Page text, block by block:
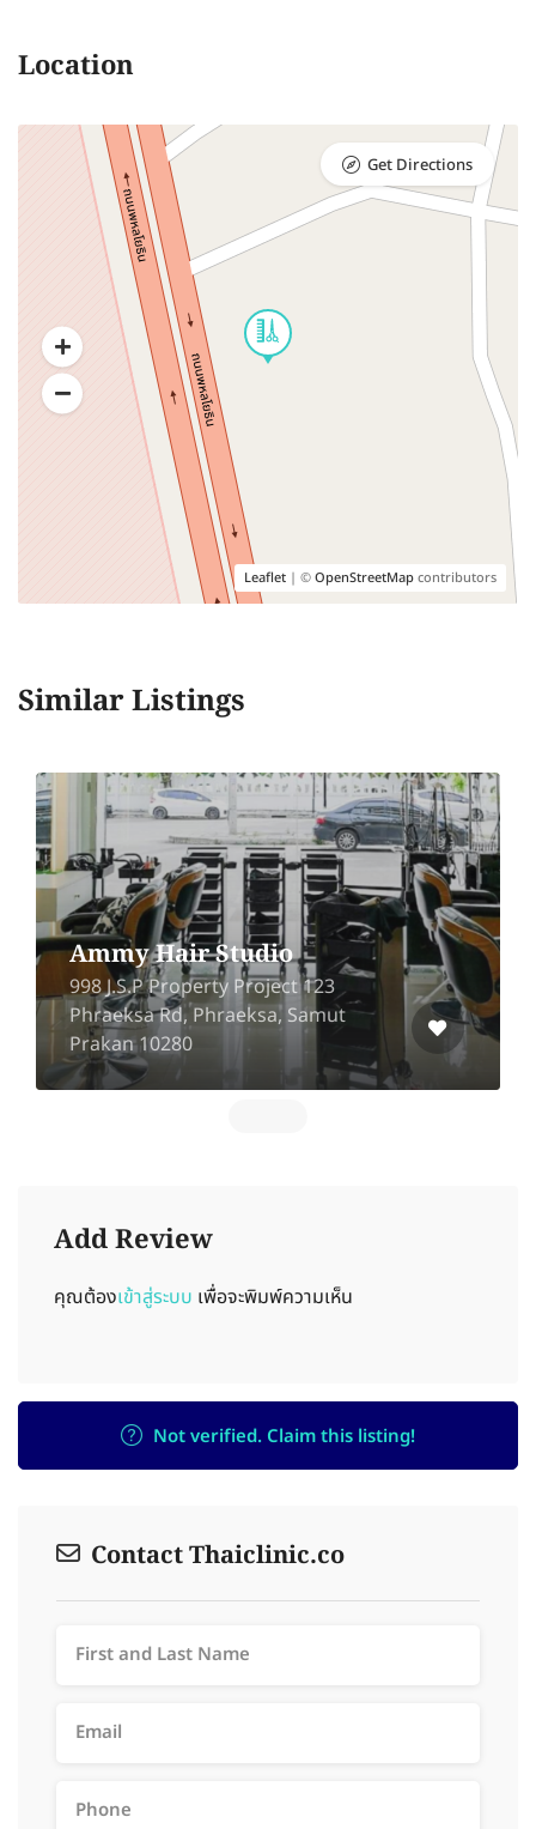
Location
Leaflet | ©OpenStreetMapcontributors
Get Directions
Similar Listings
Tan Tan Salon
59 Suk Sawat Rd 26, Bang Pakok,
Rat Burana, Bangkok 10140
Add Review
คุณต้องเข้าสู่ระบบ เพื่อจะพิมพ์ความเห็น
Not verified. Claim this listing!
Contact Thaiclinic.co